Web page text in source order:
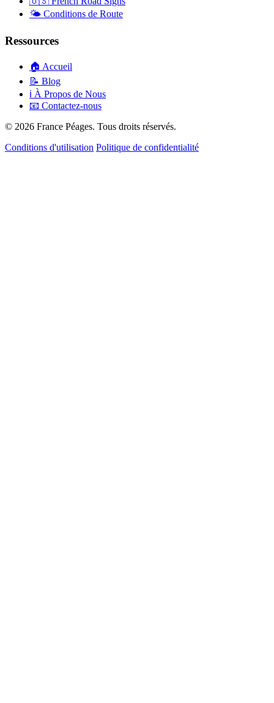
🌤️ Conditions de Route
Ressources
🏠 Accueil
📝 Blog
ℹ️ À Propos de Nous
📧 Contactez-nous
© 2026 France Péages. Tous droits réservés.
Conditions d'utilisation Politique de confidentialité